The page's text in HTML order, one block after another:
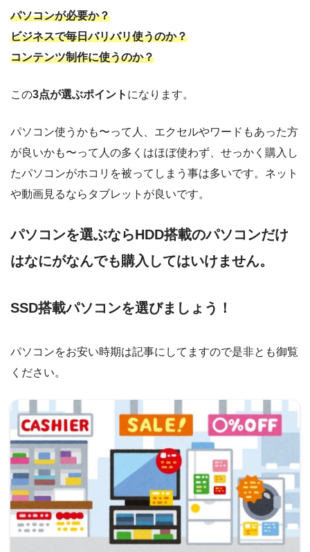
パソコンが必要か？
ビジネスで毎日バリバリ使うのか？
コンテンツ制作に使うのか？
この3点が選ぶポイント になります。
パソコン使うかも〜って人、エクセルやワードもあった方
が良いかも〜って人の多くはほぼ使わず、せっかく購入し
たパソコンがホコリを被ってしまう事は多いです。ネット
や動画見るならタブレットが良いです。
パソコンを選ぶならHDD搭載のパソコンだけ
はなにがなんでも購入してはいけません。
SSD搭載パソコンを選びましょう！
パソコンをお安い時期は記事にしてますので是非とも御覧
ください。